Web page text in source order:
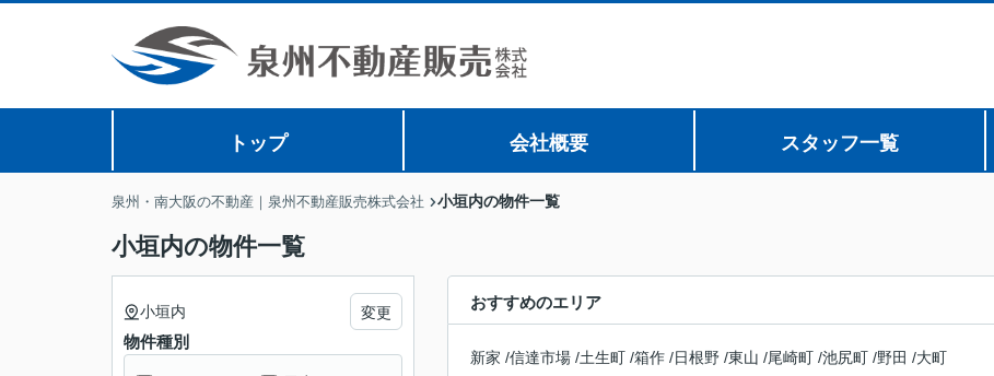
トップ 会社概要 スタッフ一覧
泉州・南大阪の不動産｜泉州不動産販売株式会社 小垣内の物件一覧
小垣内の物件一覧
おすすめのエリア
新家 /信達市場 /土生町 /箱作 /日根野 /東山 /尾崎町 /池尻町 /野田 /大町
小垣内 変更
物件種別